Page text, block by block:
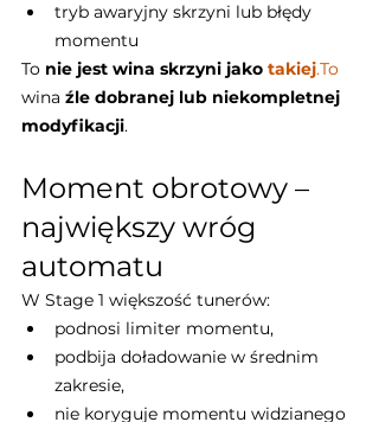
tryb awaryjny skrzyni lub błędy
momentu
To nie jest wina skrzyni jako takiej.To
wina źle dobranej lub niekompletnej
modyfikacji.
Moment obrotowy –
największy wróg
automatu
W Stage 1 większość tunerów:
podnosi limiter momentu,
podbija doładowanie w średnim
zakresie,
nie koryguje momentu widzianego